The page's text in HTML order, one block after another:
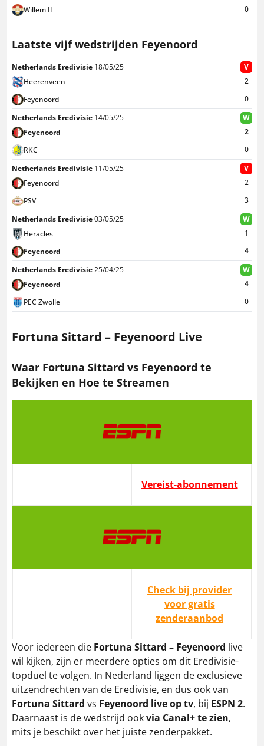
Willem II 0
Laatste vijf wedstrijden Feyenoord
Netherlands Eredivisie 18/05/25
V
Heerenveen
2
Feyenoord
0
Netherlands Eredivisie 14/05/25 W
RKC 0
Feyenoord 2
Netherlands Eredivisie 11/05/25 V
PSV 3
Feyenoord 2
Netherlands Eredivisie03/05/25
W
Heracles
1
Feyenoord
4
Netherlands Eredivisie25/04/25 W
PEC Zwolle 0
Feyenoord 4
Fortuna Sittard – Feyenoord Live
Waar Fortuna Sittard vs Feyenoord te
Bekijken en Hoe te Streamen
Vereist-abonnement
Check bij provider
voor gratis
zenderaanbod
Voor iedereen die Fortuna Sittard – Feyenoord live
wil kijken, zijn er meerdere opties om dit Eredivisie-
topduel te volgen. In Nederland liggen de exclusieve
uitzendrechten van de Eredivisie, en dus ook van
Fortuna Sittard vs Feyenoord live op tv, bij ESPN 2.
Daarnaast is de wedstrijd ookvia Canal+ te zien,
mits je beschikt over het juiste zenderpakket.